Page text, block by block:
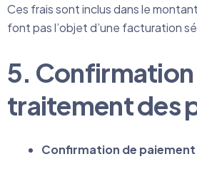
Ces frais sont inclus dans le
font pas l’objet d’une facturation
5.
traitement des
Confirmation de paiement